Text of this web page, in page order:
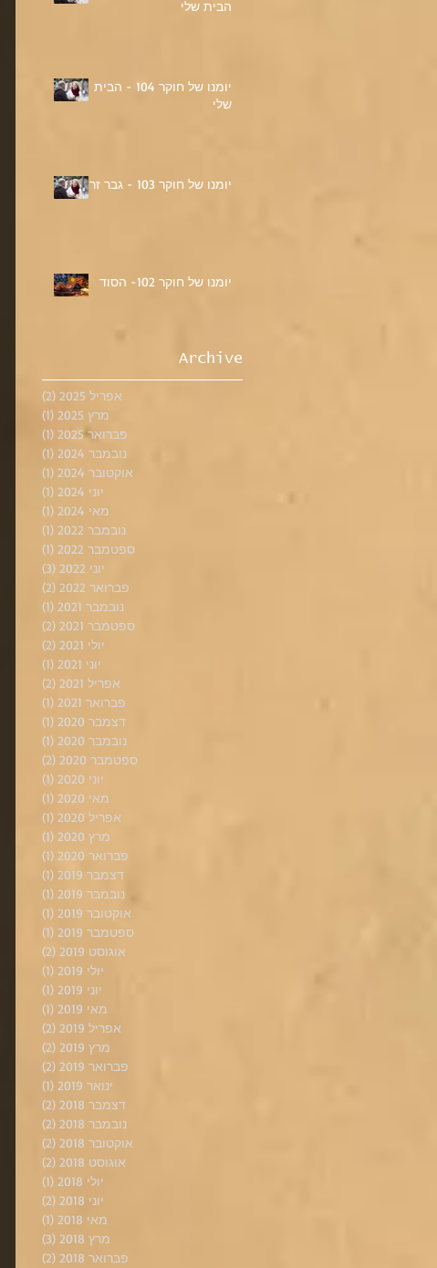
הבית שלי
יומנו של חוקר 104 - הבית
שלי
יומנו של חוקר 103 - גבר זר
יומנו של חוקר 102- הסוד
Archive
אפריל 2025 (2)
מרץ 2025
(1)
פברואר 2025
(1)
נובמבר 2024
(1)
אוקטובר 2024
(1)
יוני 2024
(1)
מאי 2024
(1)
נובמבר 2022
(1)
ספטמבר 2022
(1)
יוני 2022
(3)
פברואר 2022
(2)
נובמבר 2021
(1)
ספטמבר 2021
(2)
יולי 2021
(2)
יוני 2021
(1)
אפריל 2021
(2)
פברואר 2021
(1)
דצמבר 2020
(1)
נובמבר 2020
(1)
ספטמבר 2020
(2)
יוני 2020
(1)
מאי 2020
(1)
אפריל 2020
(1)
מרץ 2020
(1)
פברואר 2020
(1)
דצמבר 2019
(1)
נובמבר 2019
(1)
אוקטובר 2019
(1)
ספטמבר 2019
(1)
אוגוסט 2019
(2)
יולי 2019
(1)
יוני 2019
(1)
מאי 2019
(1)
אפריל 2019
(2)
מרץ 2019
(2)
פברואר 2019
(2)
ינואר 2019
(1)
דצמבר 2018
(2)
נובמבר 2018
(2)
אוקטובר 2018
(2)
אוגוסט 2018
(2)
יולי 2018
(1)
יוני 2018
(2)
מאי 2018
(1)
מרץ 2018
(3)
פברואר 2018
(2)